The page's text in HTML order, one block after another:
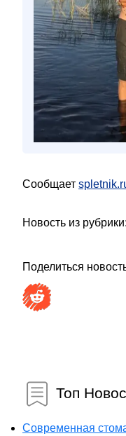
Сообщает
Новость из рубрики:
Поделиться
Топ
Современная